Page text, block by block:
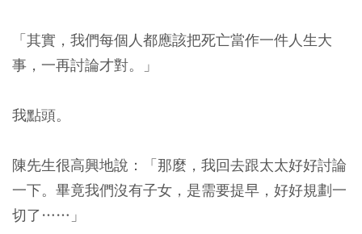
「其實，我們每個人都應該把死亡當作一件人生大
事，一再討論才對。」
我點頭。
陳先生很高興地說：「那麼，我回去跟太太好好討論
一下。畢竟我們沒有子女，是需要提早，好好規劃一
切了……」